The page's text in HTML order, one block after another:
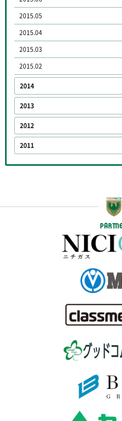
2015.05
2015.04
2015.03
2015.02
2014
2013
2012
2011